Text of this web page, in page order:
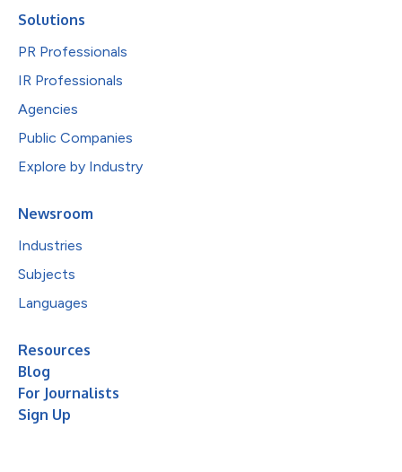
Solutions
PR Professionals
IR Professionals
Agencies
Public Companies
Explore by Industry
Newsroom
Industries
Subjects
Languages
Resources
Blog
For Journalists
Sign Up